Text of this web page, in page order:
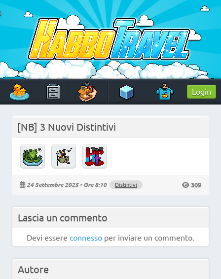
Skip
to
content
HabboTravel
Un viaggio di pixel!
Login
[NB] 3 Nuovi Distintivi
24 Settembre 2025 - Ore 8:10 Distintivi 309
Lascia un commento
Devi essere connesso per inviare un commento.
Autore